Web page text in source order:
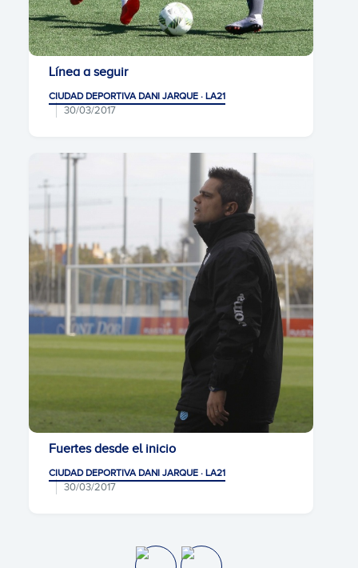
Línea a seguir
CIUDAD DEPORTIVA DANI JARQUE · LA21
30/03/2017
Fuertes desde el inicio
CIUDAD DEPORTIVA DANI JARQUE · LA21
30/03/2017